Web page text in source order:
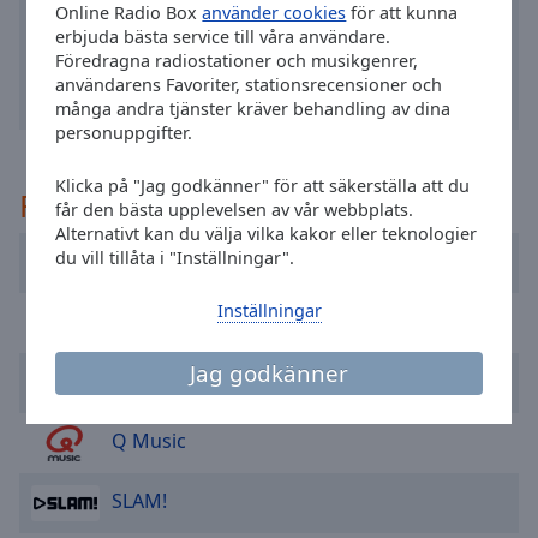
Online Radio Boxanvänder cookies för att kunna
erbjuda bästa service till våra användare.
Föredragna radiostationer och musikgenrer,
användarens Favoriter, stationsrecensioner och
många andra tjänster kräver behandling av dina
personuppgifter.
Klicka på "Jag godkänner" för att säkerställa att du
får den bästa upplevelsen av vår webbplats.
Alternativt kan du välja vilka kakor eller teknologier
du vill tillåta i "Inställningar".
Jag godkänner
Inställningar
selected
Picture-
Fullscreen
This
dialog
window.
Rekommenderad
Caribafm
Sky Radio
Q Music
SLAM!